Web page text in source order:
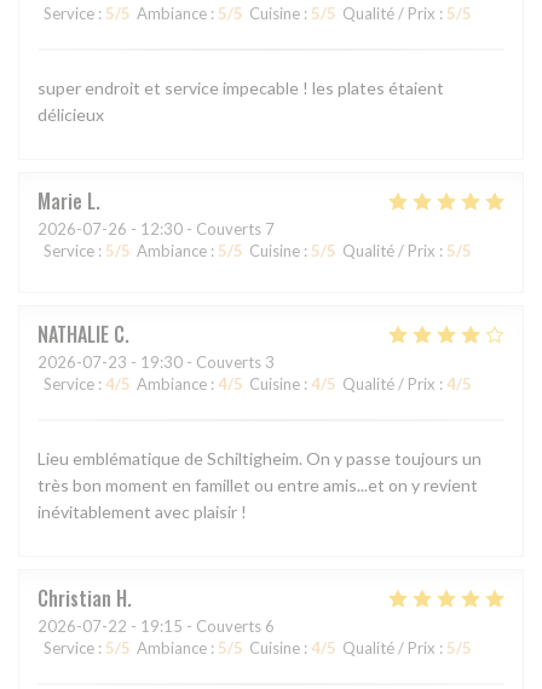
Service : 5/5 Ambiance : 5/5 Cuisine : 5/5 Qualité / Prix : 5/5
super endroit et service impecable ! les plates étaient
délicieux
Marie L
2026-07-26 - 12:30 - Couverts 7
Service : 5/5 Ambiance : 5/5 Cuisine : 5/5 Qualité / Prix : 5/5
NATHALIE C
2026-07-23 - 19:30 - Couverts 3
Service : 4/5 Ambiance : 4/5 Cuisine : 4/5 Qualité / Prix : 4/5
Lieu emblématique de Schiltigheim. On y passe toujours un
très bon moment en famillet ou entre amis...et on y revient
inévitablement avec plaisir !
Christian H
2026-07-22 - 19:15 - Couverts 6
Service : 5/5 Ambiance : 5/5 Cuisine : 4/5 Qualité / Prix : 5/5